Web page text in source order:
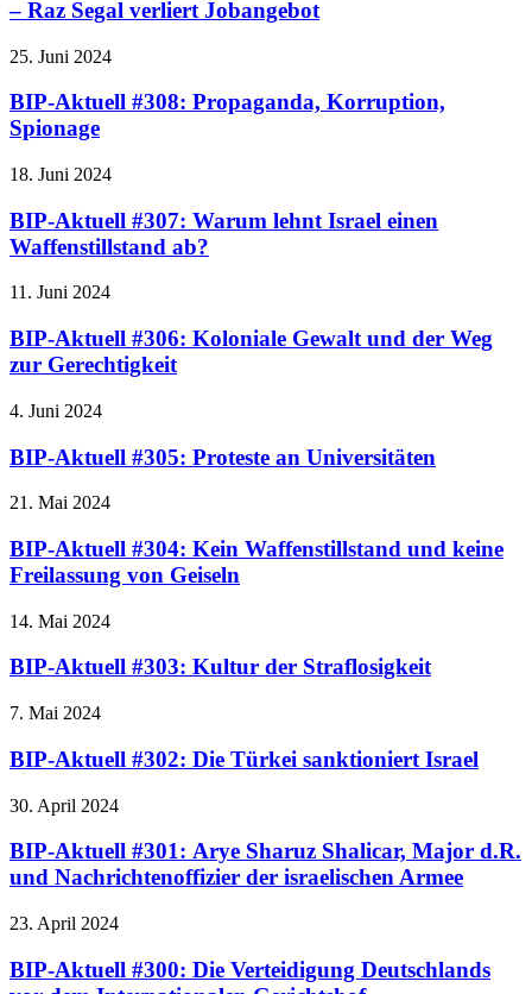
– Raz Segal verliert Jobangebot
25. Juni 2024
BIP-Aktuell #308: Propaganda, Korruption,
Spionage
18. Juni 2024
BIP-Aktuell #307: Warum lehnt Israel einen
Waffenstillstand ab?
11. Juni 2024
BIP-Aktuell #306: Koloniale Gewalt und der Weg
zur Gerechtigkeit
4. Juni 2024
BIP-Aktuell #305: Proteste an Universitäten
21. Mai 2024
BIP-Aktuell #304: Kein Waffenstillstand und keine
Freilassung von Geiseln
14. Mai 2024
BIP-Aktuell #303: Kultur der Straflosigkeit
7. Mai 2024
BIP-Aktuell #302: Die Türkei sanktioniert Israel
30. April 2024
BIP-Aktuell #301: Arye Sharuz Shalicar, Major d.R.
und Nachrichtenoffizier der israelischen Armee
23. April 2024
BIP-Aktuell #300: Die Verteidigung Deutschlands